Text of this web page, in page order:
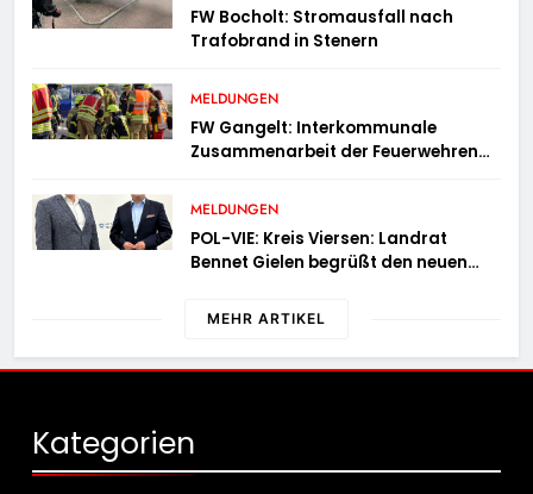
FW Bocholt: Stromausfall nach
Trafobrand in Stenern
MELDUNGEN
FW Gangelt: Interkommunale
Zusammenarbeit der Feuerwehren
Gangelt
MELDUNGEN
POL-VIE: Kreis Viersen: Landrat
Bennet Gielen begrüßt den neuen
MEHR ARTIKEL
Kategorien